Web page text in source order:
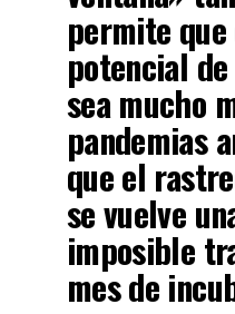
permite
potencial
sea mucho
pandemias
que el
se vuelve
imposible
mes de